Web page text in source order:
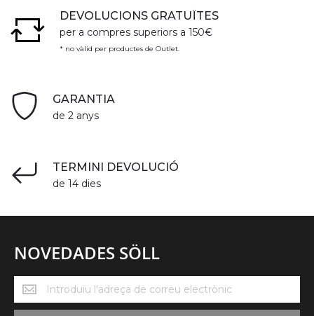
DEVOLUCIONS GRATUÏTES
per a compres superiors a 150€
* no vàlid per productes de Outlet.
GARANTIA
de 2 anys
TERMINI DEVOLUCIÓ
de 14 dies
NOVEDADES SÖLL
Novedades
Söll